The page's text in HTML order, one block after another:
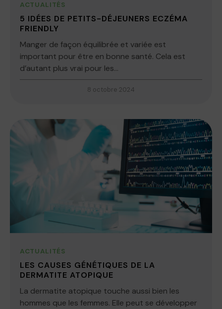
ACTUALITÉS
5 IDÉES DE PETITS-DÉJEUNERS ECZÉMA
FRIENDLY
Manger de façon équilibrée et variée est
important pour être en bonne santé. Cela est
d’autant plus vrai pour les...
8 octobre 2024
ACTUALITÉS
LES CAUSES GÉNÉTIQUES DE LA
DERMATITE ATOPIQUE
La dermatite atopique touche aussi bien les
hommes que les femmes. Elle peut se développer